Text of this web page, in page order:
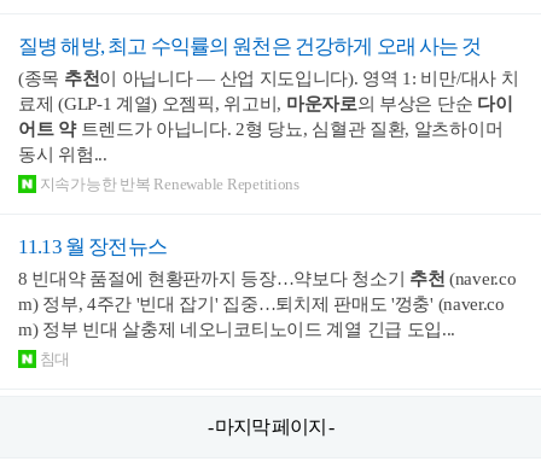
질병 해방, 최고 수익률의 원천은 건강하게 오래 사는 것
(종목 추천이 아닙니다 — 산업 지도입니다). 영역 1: 비만/대사 치
료제 (GLP-1 계열) 오젬픽, 위고비, 마운자로의 부상은 단순 다이
어트 약트렌드가 아닙니다. 2형 당뇨, 심혈관 질환, 알츠하이머
동시 위험...
지속가능한 반복 Renewable Repetitions
11.13 월 장전뉴스
8 빈대약 품절에 현황판까지 등장…약보다 청소기 추천 (naver.co
m) 정부, 4주간 '빈대 잡기' 집중…퇴치제 판매도 '껑충' (naver.co
m) 정부 빈대 살충제 네오니코티노이드 계열 긴급 도입...
침대
- 마지막 페이지 -